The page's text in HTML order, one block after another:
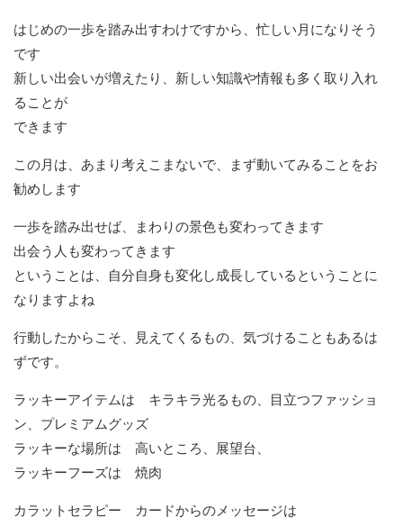
はじめの一歩を踏み出すわけですから、忙しい月になりそう
です
新しい出会いが増えたり、新しい知識や情報も多く取り入れ
ることが
できます
この月は、あまり考えこまないで、まず動いてみることをお
勧めします
一歩を踏み出せば、まわりの景色も変わってきます
出会う人も変わってきます
ということは、自分自身も変化し成長しているということに
なりますよね
行動したからこそ、見えてくるもの、気づけることもあるは
ずです。
ラッキーアイテムは キラキラ光るもの、目立つファッショ
ン、プレミアムグッズ
ラッキーな場所は 高いところ、展望台、
ラッキーフーズは 焼肉
カラットセラピー カードからのメッセージは